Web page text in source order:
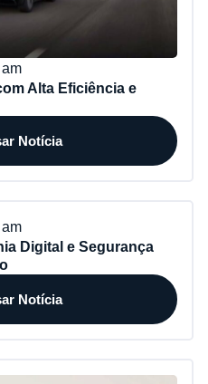
Alta Eficiência e
Notícia
Digital e Segurança
Notícia